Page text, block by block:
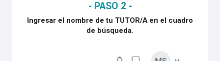
- PASO 2 -
Ingresar el nombre de tu TUTOR/A en el cuadro
de búsqueda.